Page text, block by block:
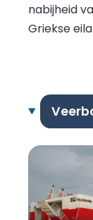
nabijheid
Griekse